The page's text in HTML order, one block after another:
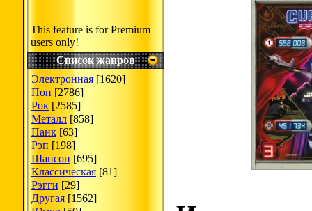
This feature is for Premium
users only!
Список жанров
Электронная [1620]
Поп [2786]
Рок [2585]
Металл [858]
Панк [63]
Рэп [198]
Шансон [695]
Классическая [81]
Рэгги [29]
Другая [1562]